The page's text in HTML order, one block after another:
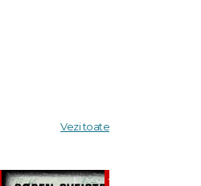
Vezi toate
-30%